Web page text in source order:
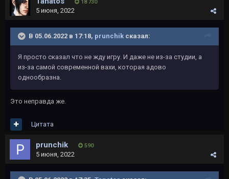
18 730
5 июня, 2022
В 05.06.2022 в 17:18, prunchik сказал:
Я просто сказал что не жду игру. И даже не из-за студии, а
из-за самой современной вахи, которая адово
однообразна.
Это неправда же.
Цитата
prunchik 590
5 июня, 2022